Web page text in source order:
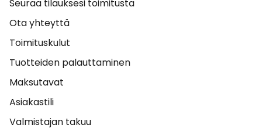
Seuraa tilauksesi toimitusta
Ota yhteyttä
Toimituskulut
Tuotteiden palauttaminen
Maksutavat
Asiakastili
Valmistajan takuu